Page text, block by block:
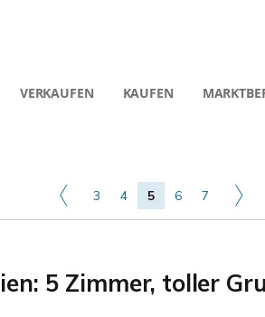
VERKAUFEN KAUFEN
3 4 5 6 7
5 Zimmer, toller